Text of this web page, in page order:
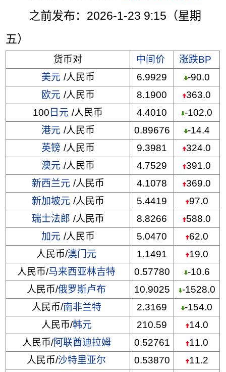
之前发布：2026-1-23 9:15（星期
五）
货币对 中间价
涨跌BP
美元 /人民币 6.9929
-90.0
欧元 /人民币 8.1900
363.0
100 日元 /人民币 4.4010
-102.0
港元 /人民币 0.89676
-14.4
英镑 /人民币 9.3981
324.0
澳元 /人民币 4.7529
391.0
新西兰元 /人民币 4.1078
369.0
新加坡元 /人民币 5.4419
97.0
瑞士法郎 /人民币 8.8266
588.0
加元 /人民币 5.0470
62.0
人民币/澳门元 1.1491
19.0
人民币/马来西亚林吉特 0.57780
-10.6
人民币/俄罗斯卢布 10.9025
-1528.0
人民币/南非兰特 2.3169
-154.0
人民币/韩元 210.59
14.0
人民币/阿联酋迪拉姆 0.52761
11.0
人民币/沙特里亚尔 0.53870
11.2